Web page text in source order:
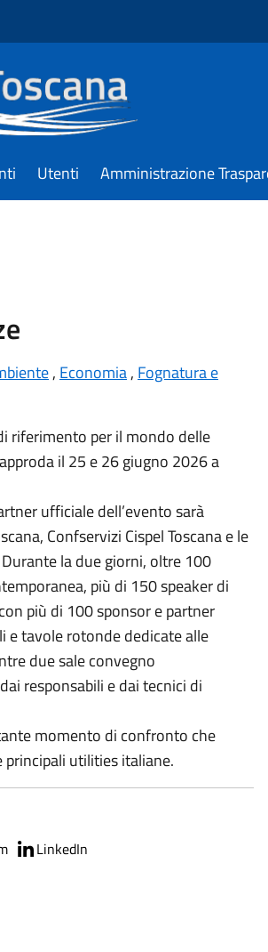
Utenti Amministrazione
, Economia, Fognatura e
riferimento per il mondo delle
il 25 e 26 giugno 2026 a
ufficiale dell’evento sarà
Confservizi Cispel Toscana e le
la due giorni, oltre 100
più di 150 speaker di
più di 100 sponsor e partner
e tavole rotonde dedicate alle
due sale convegno
responsabili e dai tecnici di
momento di confronto che
utilities italiane.
LinkedIn